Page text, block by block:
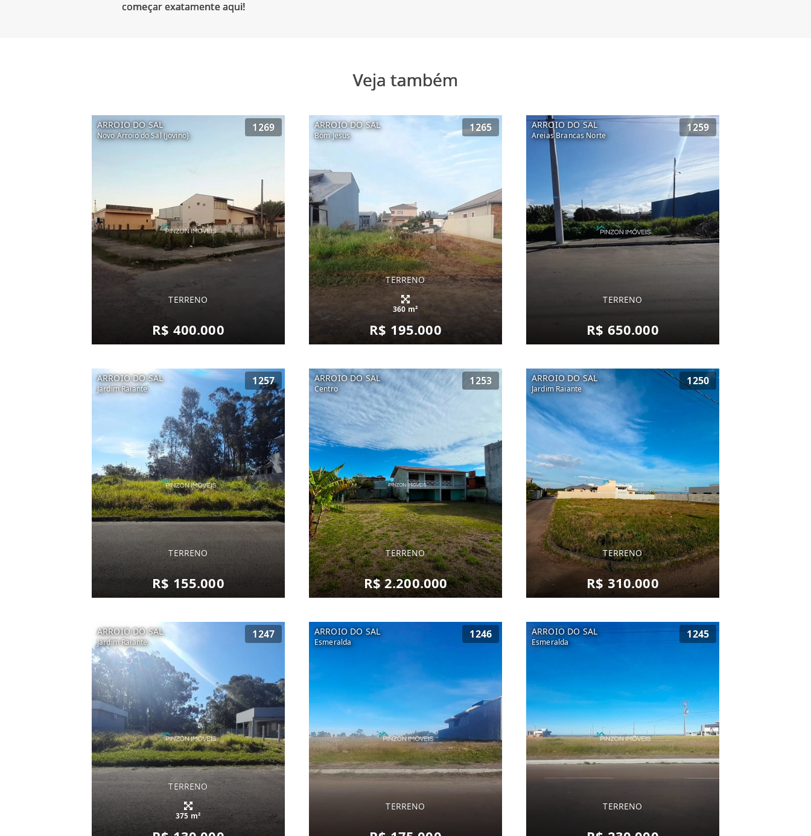
Veja também
ARROIO DO SAL
Novo Arroio do Sal (jovino)
1269
TERRENO
R$ 400.000
ARROIO DO SAL
Bom Jesus
1265
TERRENO
360 m²
R$ 195.000
ARROIO DO SAL
Areias Brancas Norte
1259
TERRENO
R$ 650.000
ARROIO DO SAL
Jardim Raiante
1257
TERRENO
R$ 155.000
ARROIO DO SAL
Centro
1253
TERRENO
R$ 2.200.000
ARROIO DO SAL
Jardim Raiante
1250
TERRENO
R$ 310.000
ARROIO DO SAL
Jardim Raiante
1247
TERRENO
375 m²
ARROIO DO SAL
Esmeralda
1246
TERRENO
ARROIO DO SAL
Esmeralda
1245
TERRENO